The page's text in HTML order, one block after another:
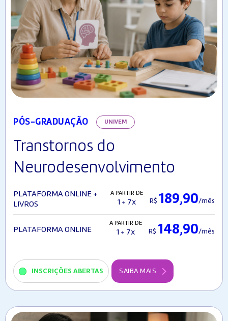
PÓS-GRADUAÇÃO UNIVEM
Transtornos do
Neurodesenvolvimento
PLATAFORMA ONLINE +
LIVROS
A PARTIR DE
1 + 7x R$ 189,90/mês
PLATAFORMA ONLINE
A PARTIR DE
1 + 7x R$ 148,90/mês
INSCRIÇÕES ABERTAS SAIBA MAIS